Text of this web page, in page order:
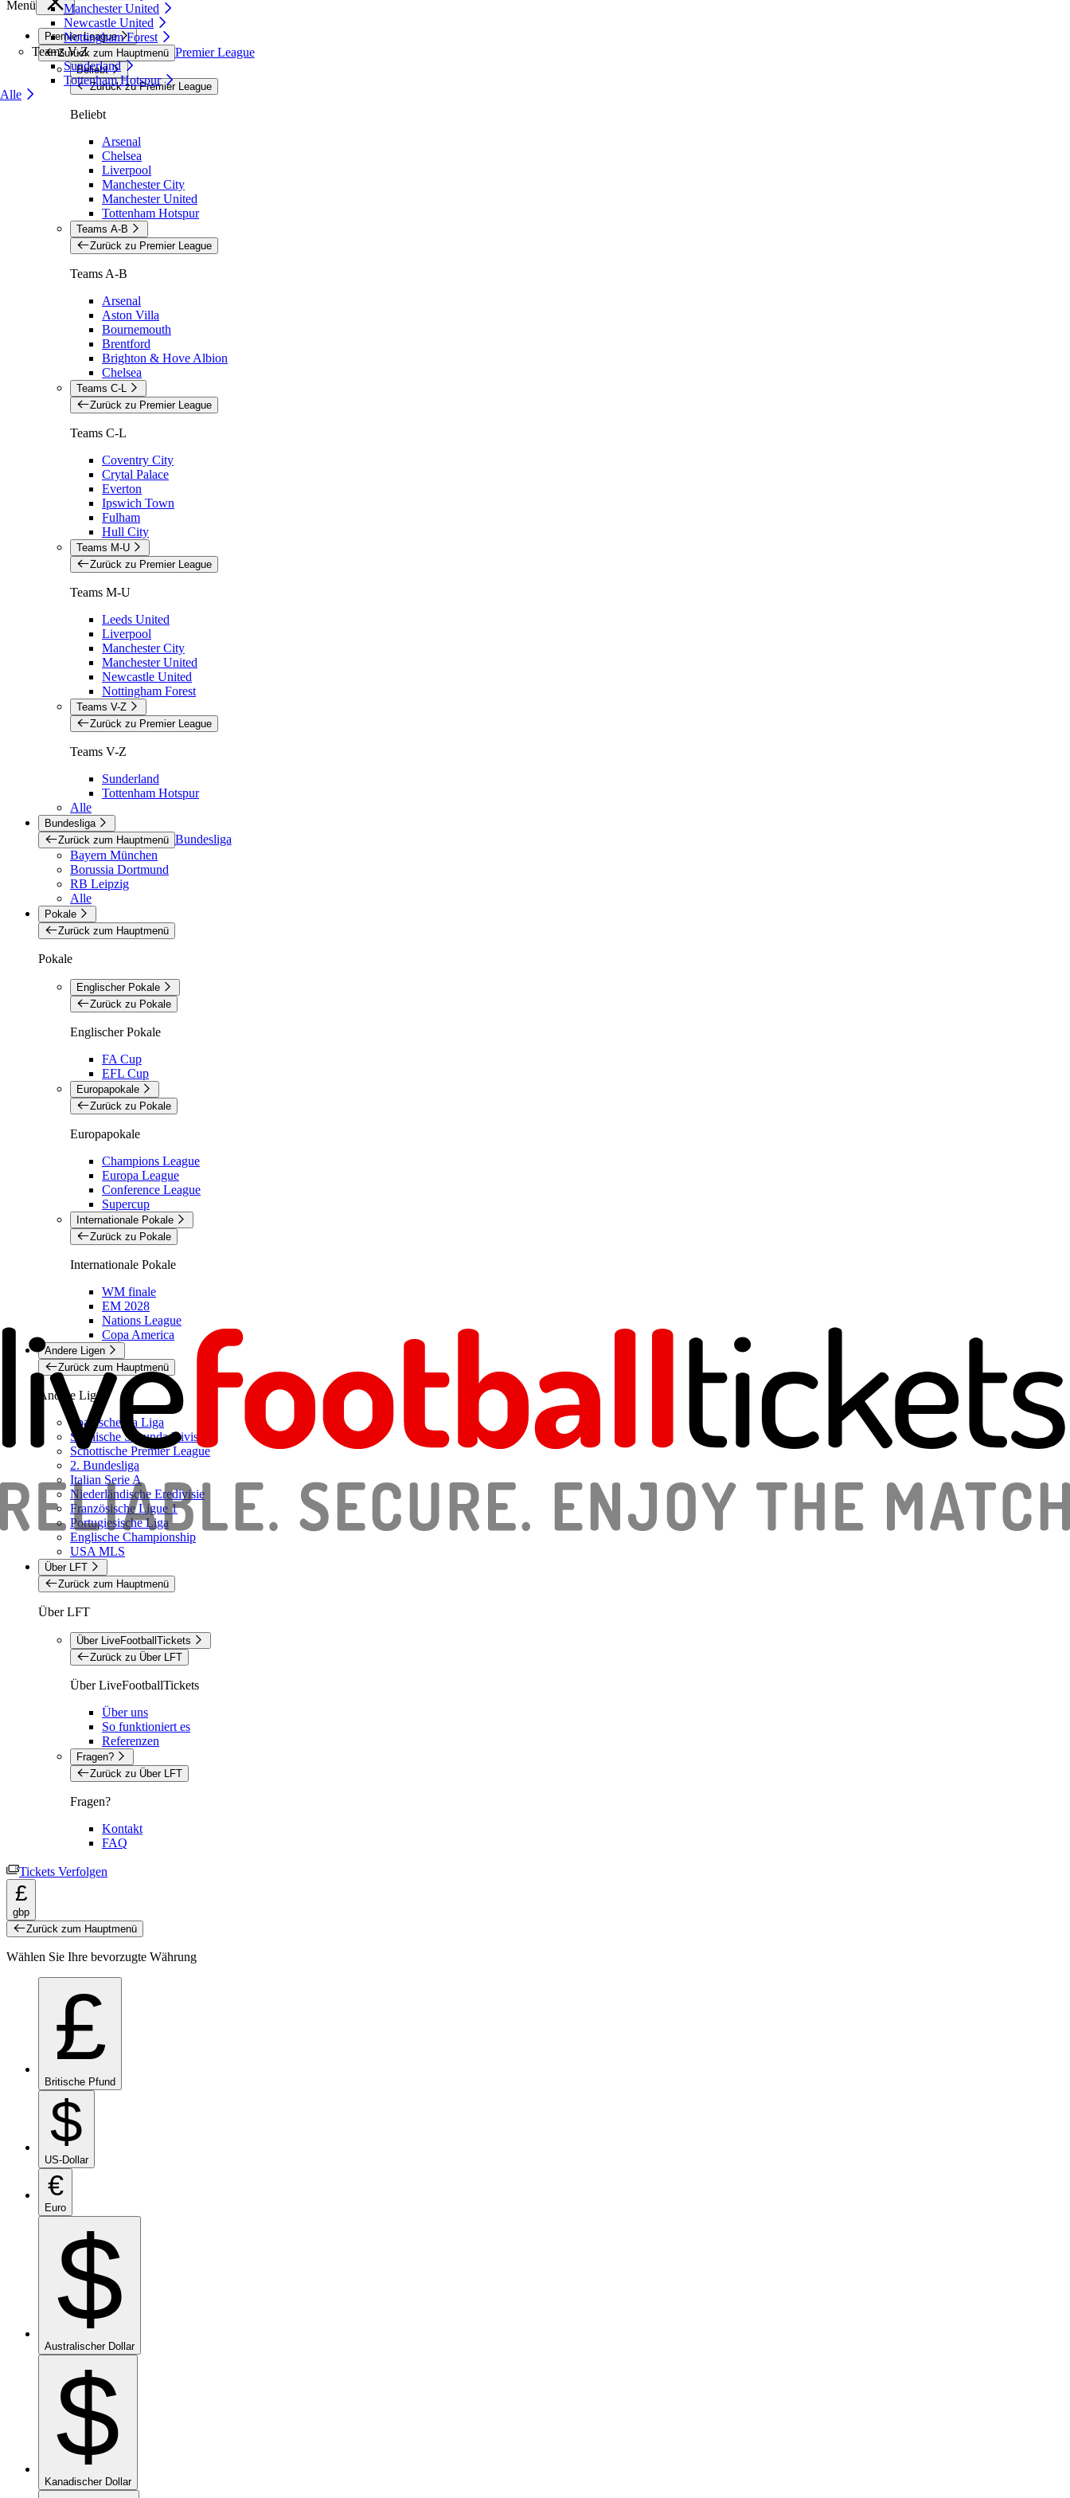
Manchester United
Newcastle United
Nottingham Forest
Teams V-Z
Sunderland
Tottenham Hotspur
Alle
Menü
Premier League
Zurück zum Hauptmenü Premier League
Beliebt
Zurück zu Premier League
Beliebt
Arsenal
Chelsea
Liverpool
Manchester City
Manchester United
Tottenham Hotspur
Teams A-B
Zurück zu Premier League
Teams A-B
Arsenal
Aston Villa
Bournemouth
Brentford
Brighton & Hove Albion
Chelsea
Teams C-L
Zurück zu Premier League
Teams C-L
Coventry City
Crytal Palace
Everton
Ipswich Town
Fulham
Hull City
Teams M-U
Zurück zu Premier League
Teams M-U
Leeds United
Liverpool
Manchester City
Manchester United
Newcastle United
Nottingham Forest
Teams V-Z
Zurück zu Premier League
Teams V-Z
Sunderland
Tottenham Hotspur
Alle
Bundesliga
Zurück zum Hauptmenü Bundesliga
Bayern München
Borussia Dortmund
RB Leipzig
Alle
Pokale
Zurück zum Hauptmenü
Pokale
Englischer Pokale
Zurück zu Pokale
Englischer Pokale
FA Cup
EFL Cup
Europapokale
Zurück zu Pokale
Europapokale
Champions League
Europa League
Conference League
Supercup
Internationale Pokale
Zurück zu Pokale
Internationale Pokale
WM finale
EM 2028
Nations League
Copa America
Andere Ligen
Zurück zum Hauptmenü
Andere Ligen
Spanische La Liga
Spanische Segunda Division
Schottische Premier League
2. Bundesliga
Italian Serie A
Niederländische Eredivisie
Französische Ligue 1
Portugiesische Liga
Englische Championship
USA MLS
Über LFT
Zurück zum Hauptmenü
Über LFT
Über LiveFootballTickets
Zurück zu Über LFT
Über LiveFootballTickets
Über uns
So funktioniert es
Referenzen
Fragen?
Zurück zu Über LFT
Fragen?
Kontakt
FAQ
Tickets Verfolgen
£
gbp
Zurück zum Hauptmenü
Wählen Sie Ihre bevorzugte Währung
£
Britische Pfund
$
US-Dollar
€
Euro
$
Australischer Dollar
$
Kanadischer Dollar